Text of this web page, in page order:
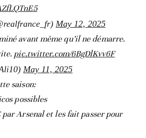
May 12, 2025
avant même qu’il ne démarre.
pic.twitter.com/6BgDlKvv6F
May 11, 2025
saison:
possibles
par Arsenal et les fait passer pour